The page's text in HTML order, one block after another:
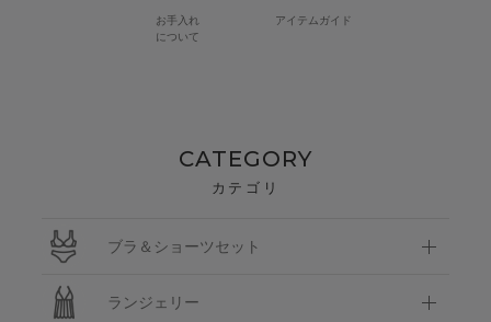
お手入れ
について
アイテムガイド
CATEGORY
カテゴリ
ブラ＆ショーツセット
ランジェリー